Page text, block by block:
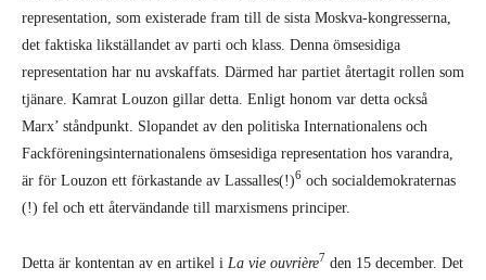
representation, som existerade fram till de sista Moskva-kongresserna,
det faktiska likställandet av parti och klass. Denna ömsesidiga
representation har nu avskaffats. Därmed har partiet återtagit rollen som
tjänare. Kamrat Louzon gillar detta. Enligt honom var detta också
Marx’ ståndpunkt. Slopandet av den politiska Internationalens och
Fackföreningsinternationalens ömsesidiga representation hos varandra,
är för Louzon ett för­kastande av Lassalles(!)6 och socialdemokraternas
(!) fel och ett återvändande till marxismens principer.
Detta är kontentan av en artikel i La vie ouvrière7 den 15 december. Det